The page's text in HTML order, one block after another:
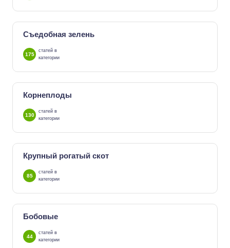
Съедобная зелень
175
статей в
категории
Корнеплоды
130
статей в
категории
Крупный рогатый скот
85
статей в
категории
Бобовые
44
статей в
категории